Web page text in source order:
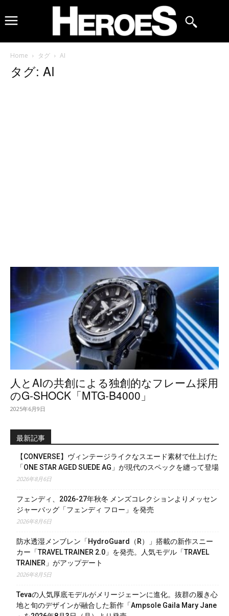
Home タグ AI
タグ: AI
人とAIの共創による独創的なフレーム採用
のG-SHOCK「MTG-B4000」
2025年6月9日
最新記事
【CONVERSE】ヴィンテージライクなスエード素材で仕上げた
「ONE STAR AGED SUEDE AG」が現代のスペックを纏って登場
2026年8月6日
フェンディ、2026-27年秋冬 メンズコレクションよりメッセン
ジャーバッグ「フェンディ フロー」を発売
2026年8月6日
防水透湿メンブレン「HydroGuard（R）」搭載の新作スニー
カー「TRAVEL TRAINER 2.0」を発売。人気モデル「TRAVEL
TRAINER」がアップデート
2026年8月5日
Tevaの人気厚底モデルがメリージェーンに進化。抜群の履き心
地と旬のデザインが融合した新作「Ampsole Gaila Mary Jane